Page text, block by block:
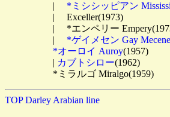
| *ミシシッピアン
| 　Exceller(1973)
| 　*エンペリー
| *ゲイメセン Gay Mecene
*オーロイ Auroy(1957)
| カブトシロー(1962)
TOP Darley Arabian line